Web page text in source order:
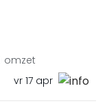
omzet
vr 17 apr